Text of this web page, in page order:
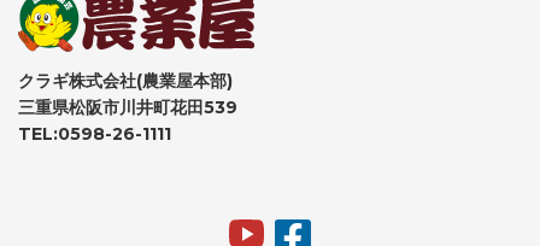
クラギ株式会社(農業屋本部)
三重県松阪市川井町花田539
TEL:0598-26-1111